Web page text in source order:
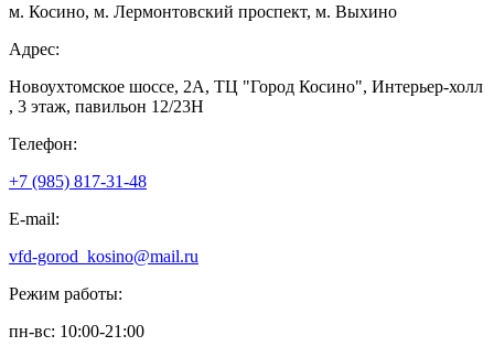
м. Косино, м. Лермонтовский проспект, м. Выхино
Адрес:
Новоухтомское шоссе, 2А, ТЦ "Город Косино", Интерьер-холл
, 3 этаж, павильон 12/23Н
Телефон:
+7 (985) 817-31-48
E-mail:
vfd-gorod_kosino@mail.ru
Режим работы:
пн-вс: 10:00-21:00